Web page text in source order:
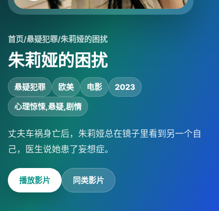
首页/悬疑犯罪/朱莉娅的困扰
朱莉娅的困扰
悬疑犯罪 欧美 电影
2023
心理惊悚,悬疑,剧情
丈夫车祸身亡后，朱莉娅总在镜子里看到另一个自
己，医生说她患了妄想症。
播放影片 同类影片